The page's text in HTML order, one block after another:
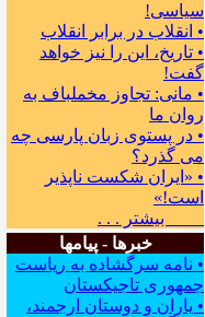
سیاسی!
• انقلاب در برابر انقلاب
• تاریخ، این را نیز خواهد
گفت!
• مانی: تجاوز مخملباف به
روان ما
• در پستوی زبان پارسی چه
می گذرد؟
• «ایران شکست ناپذیر
است!»
بیشتر . . .
خبرها - پیامها
• نامه سرگشاده به ریاست
جمهوری تاجیکستان
• یاران و دوستان ارجمند،